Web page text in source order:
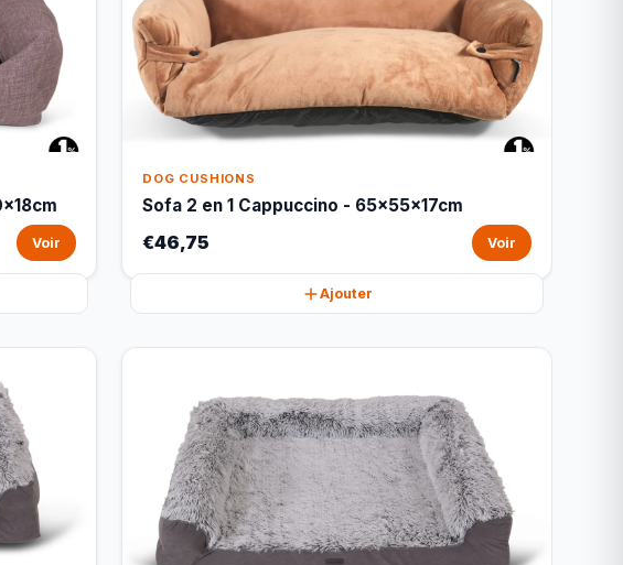
Voir
DOG CUSHIONS
Sofa 2 en 1 Cappuccino - 65x55x17cm
€46,75 Voir
Ajouter